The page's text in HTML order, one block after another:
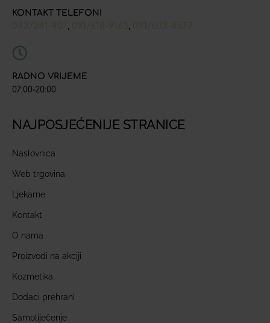
KONTAKT TELEFONI
RADNO VRIJEME
07:00-20:00
NAJPOSJEĆENIJE STRANICE
Naslovnica
Web trgovina
Ljekarne
Kontakt
O nama
Proizvodi na akciji
Kozmetika
Dodaci prehrani
Samoliječenje